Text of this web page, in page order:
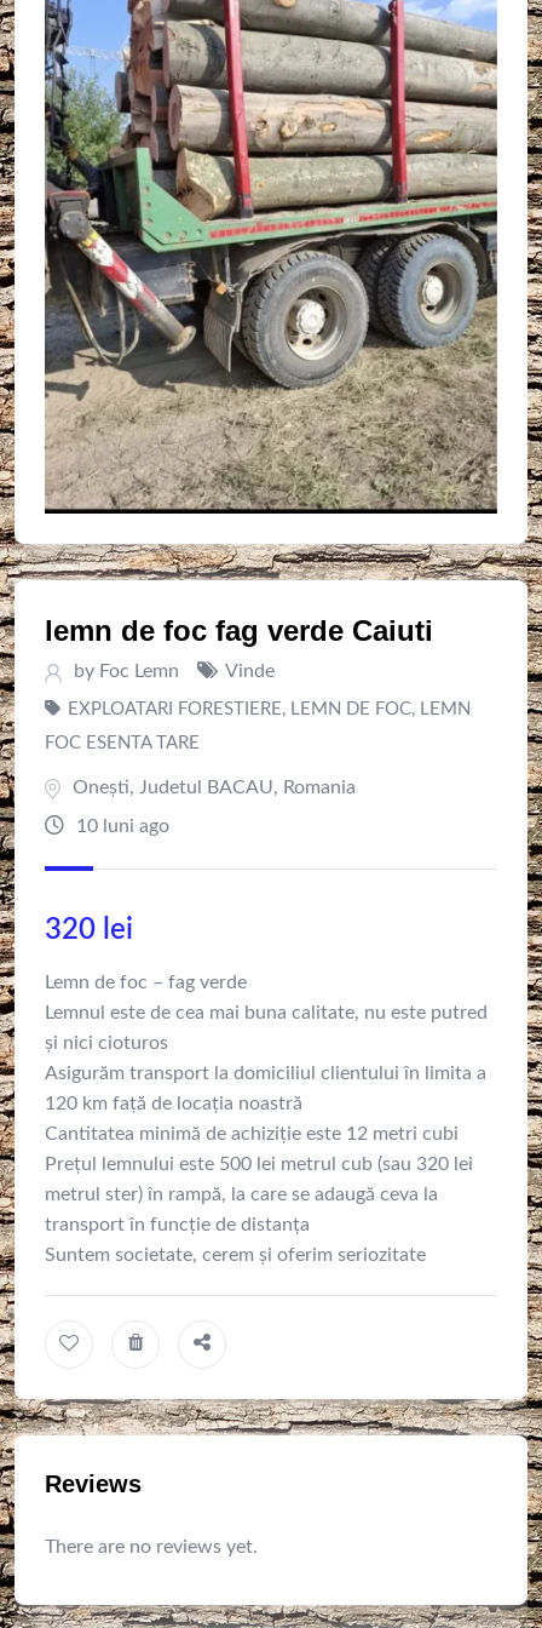
lemn de foc fag verde Caiuti
by Foc Lemn Vinde
EXPLOATARI FORESTIERE, LEMN DE FOC, LEMN
FOC ESENTA TARE
Oneşti, Judetul BACAU, Romania
10 luni ago
320 lei
Lemn de foc – fag verde
Lemnul este de cea mai buna calitate, nu este putred
și nici cioturos
Asigurăm transport la domiciliul clientului în limita a
120 km față de locația noastră
Cantitatea minimă de achiziție este 12 metri cubi
Prețul lemnului este 500 lei metrul cub (sau 320 lei
metrul ster) în rampă, la care se adaugă ceva la
transport în funcție de distanța
Suntem societate, cerem și oferim seriozitate
Reviews
There are no reviews yet.